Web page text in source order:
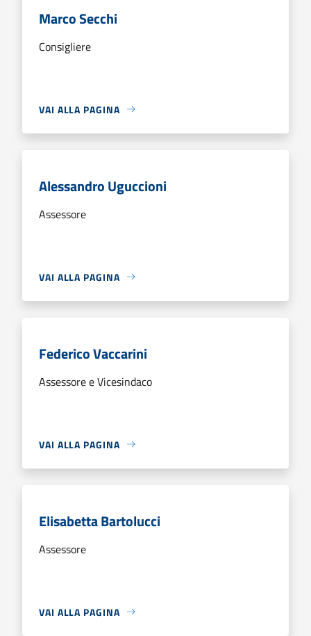
Marco Secchi
Consigliere
VAI ALLA PAGINA
Alessandro Uguccioni
Assessore
VAI ALLA PAGINA
Federico Vaccarini
Assessore e Vicesindaco
VAI ALLA PAGINA
Elisabetta Bartolucci
Assessore
VAI ALLA PAGINA